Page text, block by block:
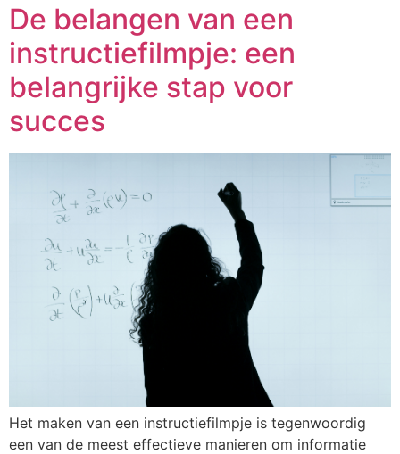
De belangen van een
instructiefilmpje: een
belangrijke stap voor
succes
Het maken van een instructiefilmpje is tegenwoordig
een van de meest effectieve manieren om informatie